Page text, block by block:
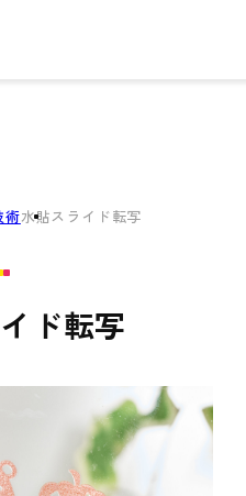
術水貼スライド転写
ド転写